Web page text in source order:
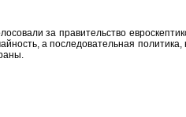
за правительство
а последовательная политика,